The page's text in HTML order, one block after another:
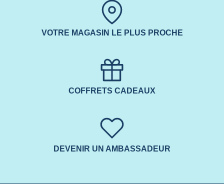
VOTRE MAGASIN LE PLUS PROCHE
COFFRETS CADEAUX
DEVENIR UN AMBASSADEUR